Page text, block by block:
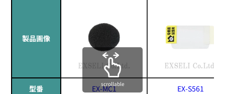
製品画像
型番 EX-MC1 EX-S561
scrollable